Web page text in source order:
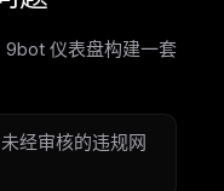
9bot 仪表盘构建一套
经审核的违规网